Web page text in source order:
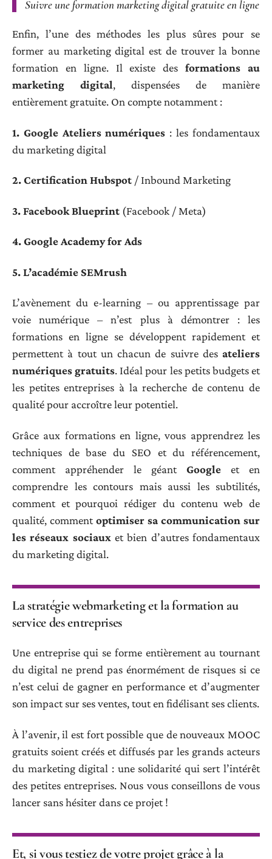
Suivre une formation marketing digital gratuite en ligne
Enfin, l’une des méthodes les plus sûres pour se
former au marketing digital est de trouver la bonne
formation en ligne. Il existe desformations au
marketing digital, dispensées de manière
entièrement gratuite. On compte notamment :
1. Google Ateliers numériques : les fondamentaux
du marketing digital
2. Certification Hubspot / Inbound Marketing
3. Facebook Blueprint (Facebook / Meta)
4. Google Academy for Ads
5. L’académie SEMrush
L’avènement du e-learning – ou apprentissage par
voie numérique – n’est plus à démontrer : les
formations en ligne se développent rapidement et
permettent à tout un chacun de suivre des ateliers
numériques gratuits. Idéal pour les petits budgets et
les petites entreprises à la recherche de contenu de
qualité pour accroître leur potentiel.
Grâce aux formations en ligne, vous apprendrez les
techniques de base du SEO et du référencement,
comment appréhender le géant Google et en
comprendre les contours mais aussi les subtilités,
comment et pourquoi rédiger du contenu web de
qualité, commentoptimiser sa communication sur
les réseaux sociaux et bien d’autres fondamentaux
du marketing digital.
La stratégie webmarketing et la formation au
service des entreprises
Une entreprise qui se forme entièrement au tournant
du digital ne prend pas énormément de risques si ce
n’est celui de gagner en performance et d’augmenter
son impact sur ses ventes, tout en fidélisant ses clients.
À l’avenir, il est fort possible que de nouveaux MOOC
gratuits soient créés et diffusés par les grands acteurs
du marketing digital : une solidarité qui sert l’intérêt
des petites entreprises. Nous vous conseillons de vous
lancer sans hésiter dans ce projet !
Et, si vous testiez de votre projet grâce à la